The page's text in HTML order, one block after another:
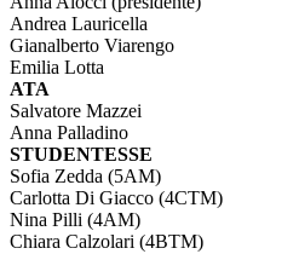
Andrea Lauricella
Gianalberto Viarengo
Emilia Lotta
ATA
Salvatore Mazzei
Anna Palladino
STUDENTESSE
Sofia Zedda (5AM)
Carlotta Di Giacco (4CTM)
Nina Pilli (4AM)
Chiara Calzolari (4BTM)